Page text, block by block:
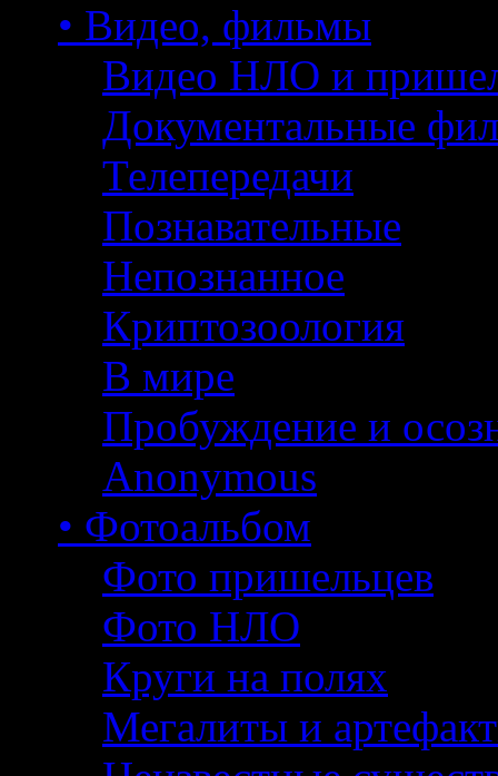
• Видео, фильмы
Видео НЛО и
Документальные
Телепередачи
Познавательные
Непознанное
Криптозоология
В мире
Пробуждение и
Anonymous
• Фотоальбом
Фото пришельцев
Фото НЛО
Круги на полях
Мегалиты и